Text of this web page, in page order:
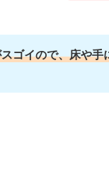
ゴイので、床や手